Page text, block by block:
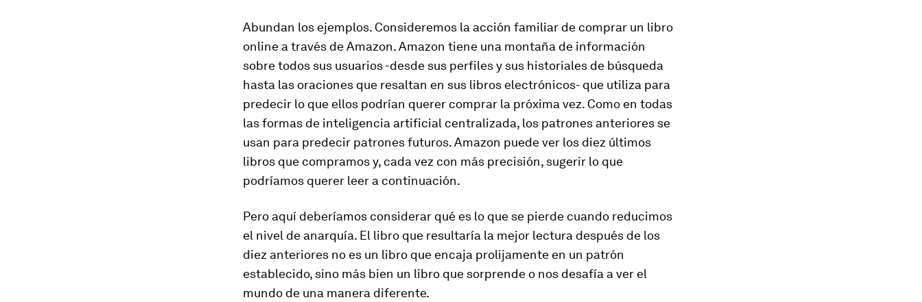
Abundan los ejemplos. Consideremos la acción familiar de comprar un libro
online a través de Amazon. Amazon tiene una montaña de información
sobre todos sus usuarios -desde sus perfiles y sus historiales de búsqueda
hasta las oraciones que resaltan en sus libros electrónicos- que utiliza para
predecir lo que ellos podrían querer comprar la próxima vez. Como en todas
las formas de inteligencia artificial centralizada, los patrones anteriores se
usan para predecir patrones futuros. Amazon puede ver los diez últimos
libros que compramos y, cada vez con más precisión, sugerir lo que
podríamos querer leer a continuación.
Pero aquí deberíamos considerar qué es lo que se pierde cuando reducimos
el nivel de anarquía. El libro que resultaría la mejor lectura después de los
diez anteriores no es un libro que encaja prolijamente en un patrón
establecido, sino más bien un libro que sorprende o nos desafía a ver el
mundo de una manera diferente.